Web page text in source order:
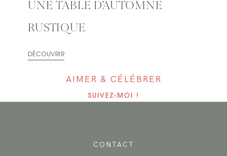
UNE TABLE D’AUTOMNE
RUSTIQUE
DÉCOUVRIR
AIMER & CÉLÉBRER
SUIVEZ-MOI !
CONTACT